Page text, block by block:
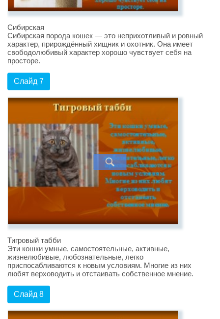
Сибирская
Сибирская порода кошек — это неприхотливый и ровный
характер, прирождённый хищник и охотник. Она имеет
свободолюбивый характер хорошо чувствует себя на
просторе.
Слайд 7
Тигровый табби
Эти кошки умные, самостоятельные, активные,
жизнелюбивые, любознательные, легко
приспосабливаются к новым условиям. Многие из них
любят верховодить и отстаивать собственное мнение.
Слайд 8